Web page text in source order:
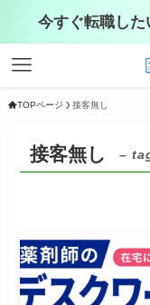
今すぐ転職し
TOPページ 接客無し
接客無し –